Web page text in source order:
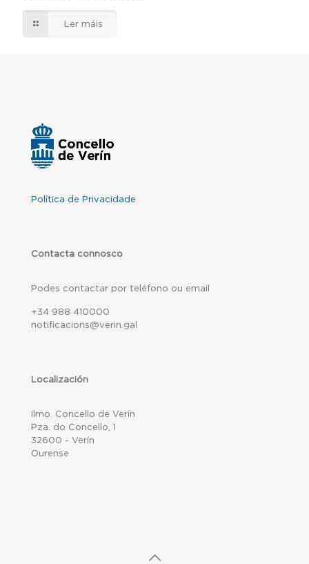
Ler máis
Política de Privacidade
Contacta connosco
Podes contactar por teléfono ou email
+34 988 410000
notificacions@verin.gal
Localización
Ilmo. Concello de Verín
Pza. do Concello, 1
32600 - Verín
Ourense